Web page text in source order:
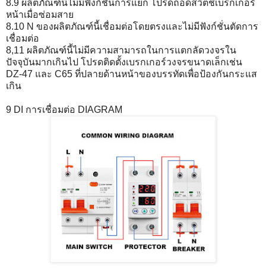
8.9 ผลิตภัณฑ์นี้ไม่มีฟังก์ชั่นการแยก โปรดถอดสวิตช์เบรกเกอร์
หน้าเมื่อซ่อมสาย
8.10 N ของผลิตภัณฑ์นี้เชื่อมต่อโดยตรงและไม่มีฟังก์ชั่นตัดการ
เชื่อมต่อ
8,11 ผลิตภัณฑ์นี้ไม่มีความสามารถในการแตกลัดวงจรใน
ปัจจุบันมากเกินไป โปรดติดตั้งเบรกเกอร์วงจรขนาดเล็กเช่น
DZ-47 และ C65 ที่ปลายด้านหน้าของบรรทัดเพื่อป้องกันกระแส
เกิน
9 DI การเชื่อมต่อ DIAGRAM